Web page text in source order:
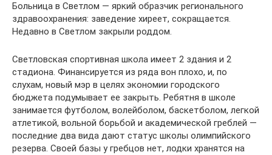
Больница в Светлом — яркий образчик регионального
здравоохранения: заведение хиреет, сокращается.
Недавно в Светлом закрыли роддом.
Светловская спортивная школа имеет 2 здания и 2
стадиона. Финансируется из ряда вон плохо, и, по
слухам, новый мэр в целях экономии городского
бюджета подумывает ее закрыть. Ребятня в школе
занимается футболом, волейболом, баскетболом, легкой
атлетикой, вольной борьбой и академической греблей —
последние два вида дают статус школы олимпийского
резерва. Своей базы у гребцов нет, лодки хранятся на